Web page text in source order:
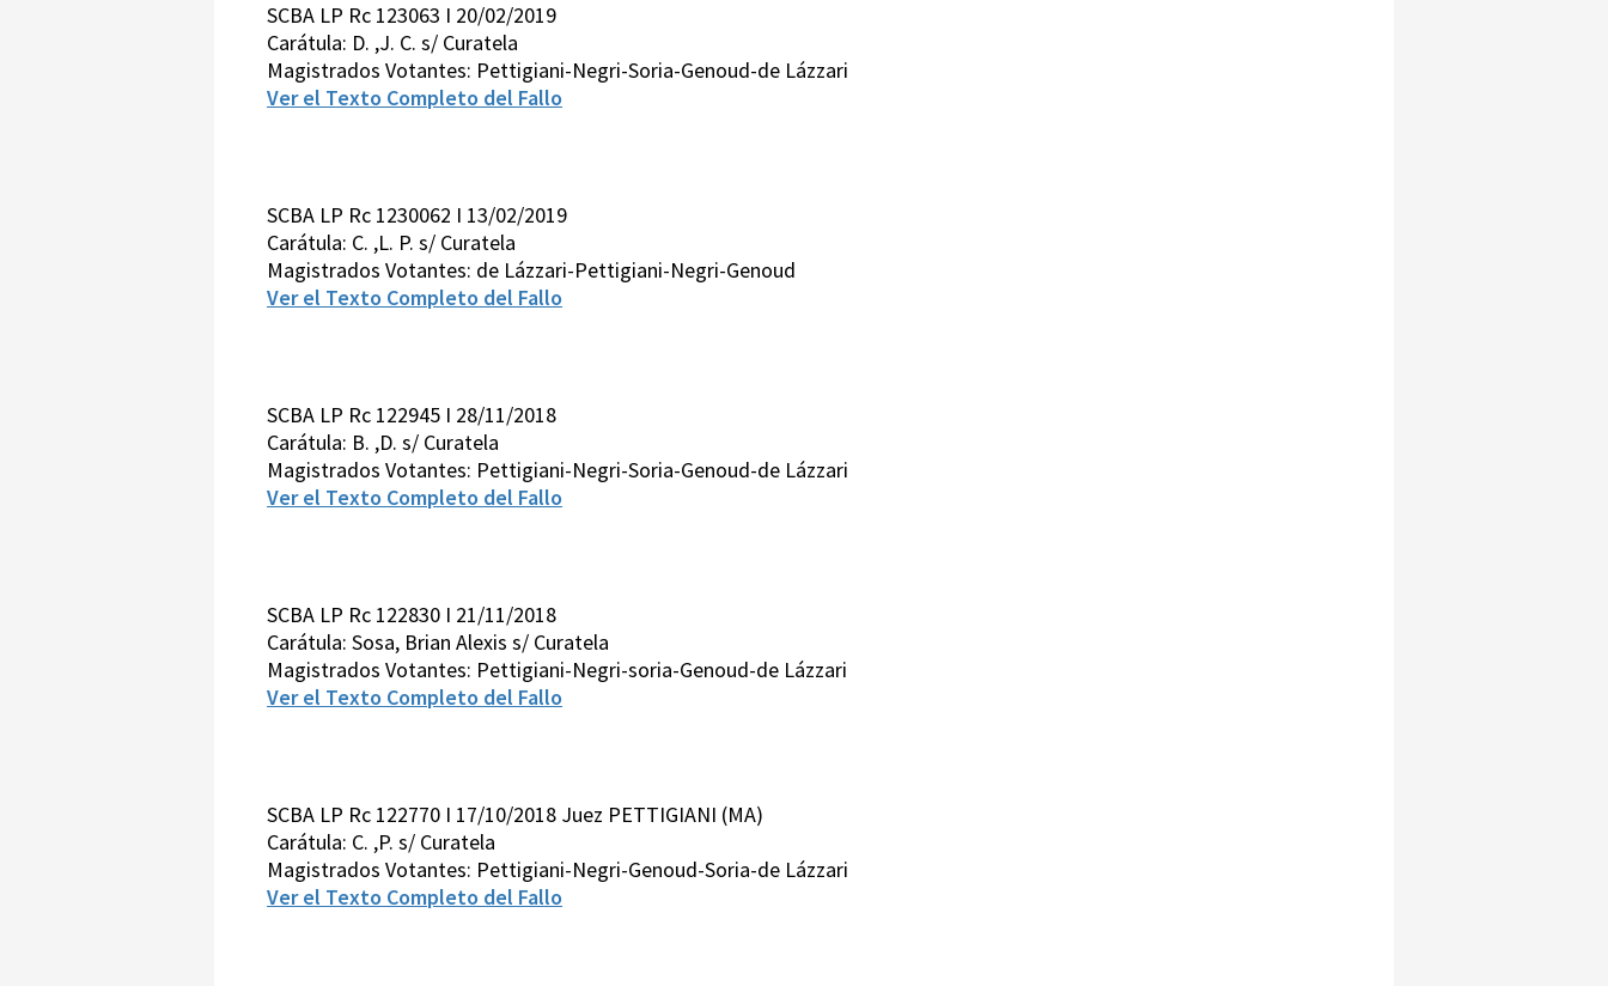
SCBA LP Rc 123063 I 20/02/2019
Carátula: D. ,J. C. s/ Curatela
Magistrados Votantes: Pettigiani-Negri-Soria-Genoud-de Lázzari
Ver el Texto Completo del Fallo
SCBA LP Rc 1230062 I 13/02/2019
Carátula: C. ,L. P. s/ Curatela
Magistrados Votantes: de Lázzari-Pettigiani-Negri-Genoud
Ver el Texto Completo del Fallo
SCBA LP Rc 122945 I 28/11/2018
Carátula: B. ,D. s/ Curatela
Magistrados Votantes: Pettigiani-Negri-Soria-Genoud-de Lázzari
Ver el Texto Completo del Fallo
SCBA LP Rc 122830 I 21/11/2018
Carátula: Sosa, Brian Alexis s/ Curatela
Magistrados Votantes: Pettigiani-Negri-soria-Genoud-de Lázzari
Ver el Texto Completo del Fallo
SCBA LP Rc 122770 I 17/10/2018 Juez PETTIGIANI (MA)
Carátula: C. ,P. s/ Curatela
Magistrados Votantes: Pettigiani-Negri-Genoud-Soria-de Lázzari
Ver el Texto Completo del Fallo